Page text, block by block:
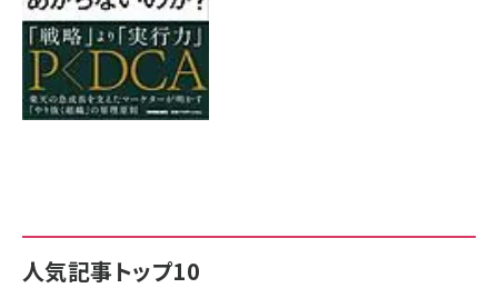
人気記事トップ10